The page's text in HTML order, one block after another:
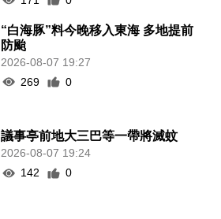
“白海豚”料今晚移入東海 多地提前
防颱
2026-08-07 19:27
269
0
議事亭前地大三巴等一帶將滅蚊
2026-08-07 19:24
142
0